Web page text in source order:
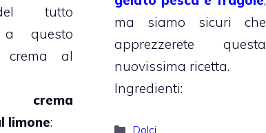
tutto
a questo
crema al
crema
limone:
ma siamo sicuri che
apprezzerete questa
nuovissima ricetta.
Ingredienti:
Categorie
Dolci